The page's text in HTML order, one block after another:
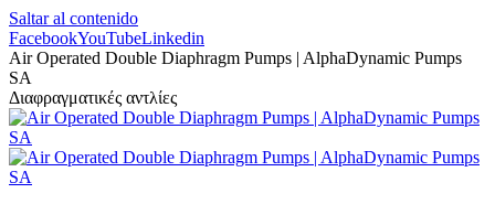
Saltar al contenido
FacebookYouTubeLinkedin
Air Operated Double Diaphragm Pumps | AlphaDynamic Pumps
SA
Διαφραγματικές αντλίες